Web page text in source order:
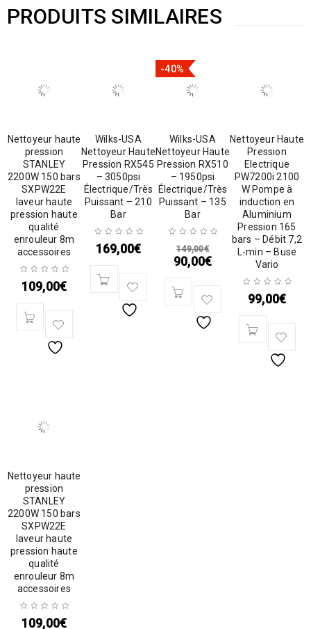
PRODUITS SIMILAIRES
Nettoyeur haute
pression
STANLEY
2200W 150 bars
SXPW22E
laveur haute
pression haute
qualité
enrouleur 8m
accessoires
109,00€
Wilks-USA
Nettoyeur Haute
Pression RX545
– 3050psi
Électrique/Très
Puissant – 210
Bar
169,00€
-40%
Wilks-USA
Nettoyeur Haute
Pression RX510
– 1950psi
Électrique/Très
Puissant – 135
Bar
149,00€
90,00€
Nettoyeur Haute
Pression
Electrique
PW7200i 2100
W Pompe à
induction en
Aluminium
Pression 165
bars – Débit 7,2
L-min – Buse
Vario
99,00€
Nettoyeur haute
pression
STANLEY
2200W 150 bars
SXPW22E
laveur haute
pression haute
qualité
enrouleur 8m
accessoires
109,00€